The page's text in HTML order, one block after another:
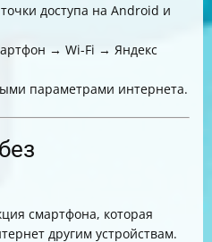
доступа на Android и
→ Wi-Fi → Яндекс
параметрами интернета.
смартфона, которая
другим устройствам.